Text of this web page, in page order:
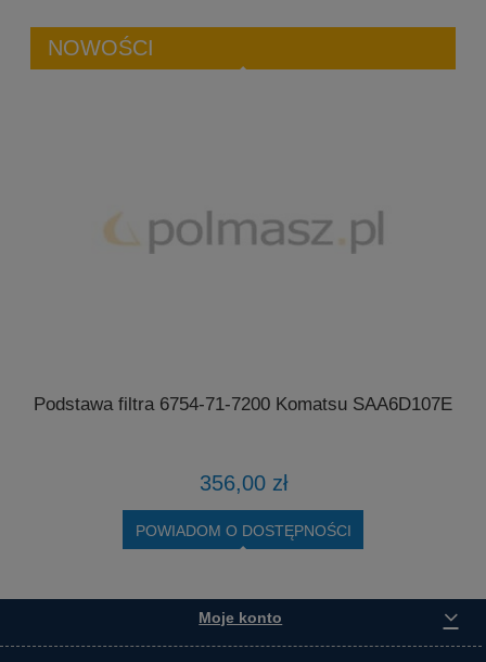
NOWOŚCI
Podstawa filtra 6754-71-7200 Komatsu SAA6D107E
356,00 zł
POWIADOM O DOSTĘPNOŚCI
Moje konto